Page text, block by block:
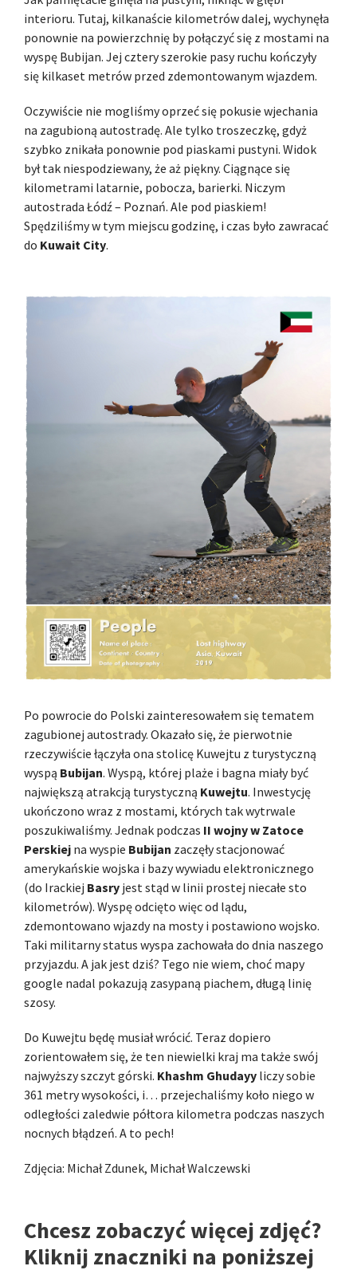
interioru. Tutaj, kilkanaście kilometrów dalej, wychynęła
ponownie na powierzchnię by połączyć się z mostami na
wyspę Bubijan. Jej cztery szerokie pasy ruchu kończyły
się kilkaset metrów przed zdemontowanym wjazdem.
Oczywiście nie mogliśmy oprzeć się pokusie wjechania
na zagubioną autostradę. Ale tylko troszeczkę, gdyż
szybko znikała ponownie pod piaskami pustyni. Widok
był tak niespodziewany, że aż piękny. Ciągnące się
kilometrami latarnie, pobocza, barierki. Niczym
autostrada Łódź – Poznań. Ale pod piaskiem!
Spędziliśmy w tym miejscu godzinę, i czas było zawracać
do Kuwait City.
Po powrocie do Polski zainteresowałem się tematem
zagubionej autostrady. Okazało się, że pierwotnie
rzeczywiście łączyła ona stolicę Kuwejtu z turystyczną
wyspą Bubijan. Wyspą, której plaże i bagna miały być
największą atrakcją turystyczną Kuwejtu. Inwestycję
ukończono wraz z mostami, których tak wytrwale
poszukiwaliśmy. Jednak podczas II wojny w Zatoce
Perskiej na wyspie Bubijan zaczęły stacjonować
amerykańskie wojska i bazy wywiadu elektronicznego
(do Irackiej Basry jest stąd w linii prostej niecałe sto
kilometrów). Wyspę odcięto więc od lądu,
zdemontowano wjazdy na mosty i postawiono wojsko.
Taki militarny status wyspa zachowała do dnia naszego
przyjazdu. A jak jest dziś? Tego nie wiem, choć mapy
google nadal pokazują zasypaną piachem, długą linię
szosy.
Do Kuwejtu będę musiał wrócić. Teraz dopiero
zorientowałem się, że ten niewielki kraj ma także swój
najwyższy szczyt górski. Khashm Ghudayy liczy sobie
361 metry wysokości, i… przejechaliśmy koło niego w
odległości zaledwie półtora kilometra podczas naszych
nocnych błądzeń. A to pech!
Zdjęcia: Michał Zdunek, Michał Walczewski
Chcesz zobaczyć więcej zdjęć?
Kliknij znaczniki na poniższej